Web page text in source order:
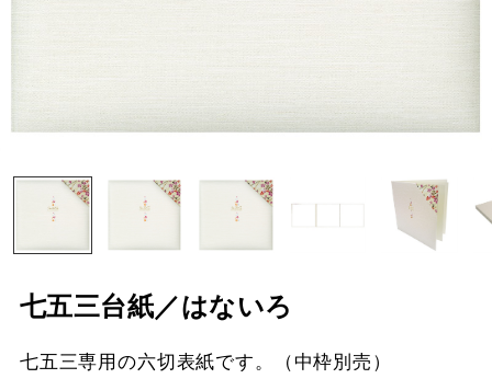
七五三台紙／はないろ
七五三専用の六切表紙です。（中枠別売）